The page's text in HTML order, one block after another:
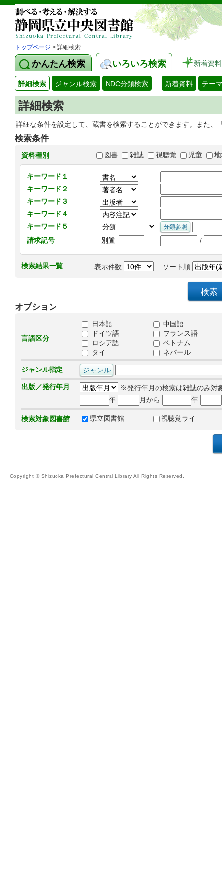
トップページ > 詳細検索
かんたん検索 いろいろ検索 新着資料
詳細検索 ジャンル検索 NDC分類検索 新着資料 テー
詳細検索
詳細な条件を設定して、蔵書を検索することができます。また
検索条件
資料種別 図書 雑誌 視聴覚 児童
キーワード１
キーワード２
キーワード３
キーワード４
キーワード５
請求記号
別置 /
検索結果一覧 表示件数 ソート順
オプション
言語区分
日本語
中国語
ドイツ語
フランス語
ロシア語
ベトナム
タイ
ネパール
ジャンル指定
出版／発行年月
※発行年月の検索は雑誌のみ対
年
月から 年
検索対象図書館 県立図書館 視聴覚ライ
Copyright © Shizuoka Prefectural Central Library All Rights Reserved.